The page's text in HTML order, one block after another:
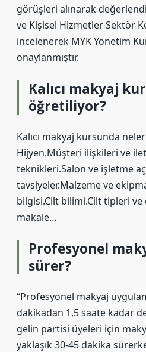
görüşleri alınarak
ve Kişisel Hizmetler Sektör
incelenerek MYK Yönetim
onaylanmıştır.
Kalıcı makyaj
öğretiliyor?
Kalıcı makyaj kursunda
Hijyen.Müşteri ilişkileri ve
teknikleri.Salon ve işletme
tavsiyeler.Malzeme ve
bilgisi.Cilt bilimi.Cilt tipleri
makale…
Profesyonel
sürer?
“Profesyonel makyaj
dakikadan 1,5 saate kadar
gelin partisi üyeleri için
yaklaşık 30-45 dakika